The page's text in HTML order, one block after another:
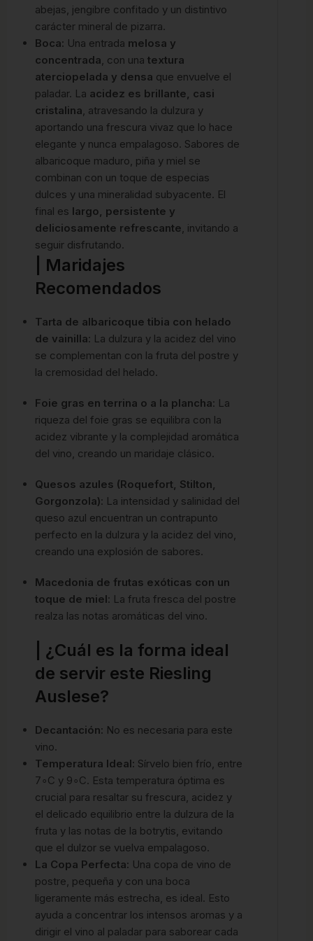
abejas, jengibre confitado y un distintivo
carácter mineral de pizarra.
Boca: Una entrada melosa y
concentrada, con una textura
aterciopelada y densa que envuelve el
paladar. La acidez es brillante, casi
cristalina, atravesando la dulzura y
aportando una frescura vivaz que lo hace
elegante y nunca empalagoso. Sabores de
albaricoque maduro, piña y miel se
combinan con un toque de especias
dulces y una mineralidad subyacente. El
final es largo, persistente y
deliciosamente refrescante, invitando a
seguir disfrutando.
| Maridajes
Recomendados
Tarta de albaricoque tibia con helado
de vainilla: La dulzura y la acidez del vino
se complementan con la fruta del postre y
la cremosidad del helado.
Foie gras en terrina o a la plancha: La
riqueza del foie gras se equilibra con la
acidez vibrante y la complejidad aromática
del vino, creando un maridaje clásico.
Quesos azules (Roquefort, Stilton,
Gorgonzola): La intensidad y salinidad del
queso azul encuentran un contrapunto
perfecto en la dulzura y la acidez del vino,
creando una explosión de sabores.
Macedonia de frutas exóticas con un
toque de miel: La fruta fresca del postre
realza las notas aromáticas del vino.
| ¿Cuál es la forma ideal
de servir este Riesling
Auslese?
Decantación: No es necesaria para este
vino.
Temperatura Ideal: Sírvelo bien frío, entre
7 ∘C y 9 ∘C. Esta temperatura óptima es
crucial para resaltar su frescura, acidez y
el delicado equilibrio entre la dulzura de la
fruta y las notas de la botrytis, evitando
que el dulzor se vuelva empalagoso.
La Copa Perfecta: Una copa de vino de
postre, pequeña y con una boca
ligeramente más estrecha, es ideal. Esto
ayuda a concentrar los intensos aromas y a
dirigir el vino al paladar para saborear cada